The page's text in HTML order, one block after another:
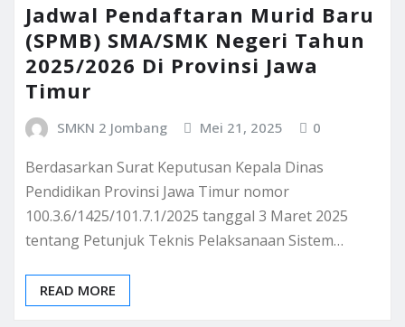
Jadwal Pendaftaran Murid Baru
(SPMB) SMA/SMK Negeri Tahun
2025/2026 Di Provinsi Jawa
Timur
SMKN 2 Jombang Mei 21, 2025 0
Berdasarkan Surat Keputusan Kepala Dinas
Pendidikan Provinsi Jawa Timur nomor
100.3.6/1425/101.7.1/2025 tanggal 3 Maret 2025
tentang Petunjuk Teknis Pelaksanaan Sistem…
READ MORE